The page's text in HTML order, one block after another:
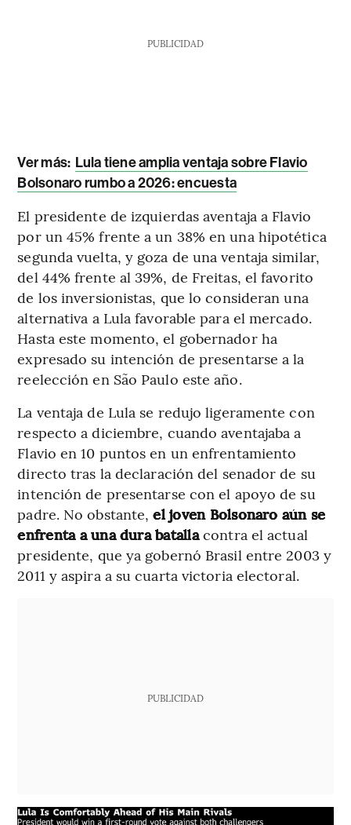
PUBLICIDAD
Ver más: Lula tiene amplia ventaja sobre Flavio
Bolsonaro rumbo a 2026: encuesta
El presidente de izquierdas aventaja a Flavio
por un 45% frente a un 38% en una hipotética
segunda vuelta, y goza de una ventaja similar,
del 44% frente al 39%, de Freitas, el favorito
de los inversionistas, que lo consideran una
alternativa a Lula favorable para el mercado.
Hasta este momento, el gobernador ha
expresado su intención de presentarse a la
reelección en São Paulo este año.
La ventaja de Lula se redujo ligeramente con
respecto a diciembre, cuando aventajaba a
Flavio en 10 puntos en un enfrentamiento
directo tras la declaración del senador de su
intención de presentarse con el apoyo de su
padre. No obstante,el joven Bolsonaro aún se
enfrenta a una dura batallacontra el actual
presidente, que ya gobernó Brasil entre 2003 y
2011 y aspira a su cuarta victoria electoral.
PUBLICIDAD